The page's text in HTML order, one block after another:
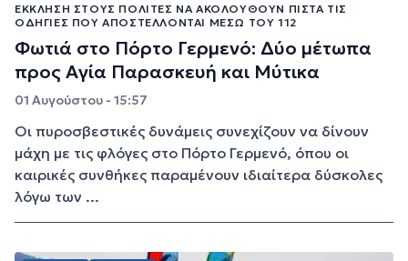
ΈΚΚΛΗΣΗ ΣΤΟΥΣ ΠΟΛΊΤΕΣ ΝΑ ΑΚΟΛΟΥΘΟΎΝ ΠΙΣΤΆ ΤΙΣ
ΟΔΗΓΊΕΣ ΠΟΥ ΑΠΟΣΤΈΛΛΟΝΤΑΙ ΜΈΣΩ ΤΟΥ 112
Φωτιά στο Πόρτο Γερμενό: Δύο μέτωπα
προς Αγία Παρασκευή και Μύτικα
01 Αυγούστου - 15:57
Οι πυροσβεστικές δυνάμεις συνεχίζουν να δίνουν
μάχη με τις φλόγες στο Πόρτο Γερμενό, όπου οι
καιρικές συνθήκες παραμένουν ιδιαίτερα δύσκολες
λόγω των ...